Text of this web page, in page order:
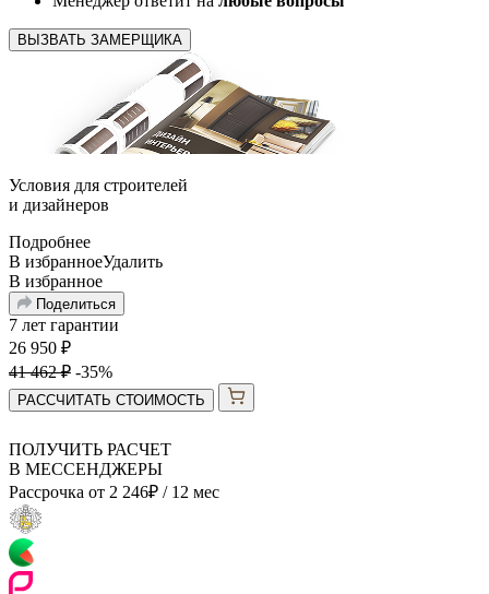
ВЫЗВАТЬ ЗАМЕРЩИКА
Условия для строителей
и дизайнеров
Подробнее
В избранноеУдалить
В избранное
Поделиться
7 лет гарантии
26 950 ₽
41 462₽ -35%
РАССЧИТАТЬ СТОИМОСТЬ
ПОЛУЧИТЬ РАСЧЕТ
В МЕССЕНДЖЕРЫ
Рассрочка от 2 246₽ / 12 мес